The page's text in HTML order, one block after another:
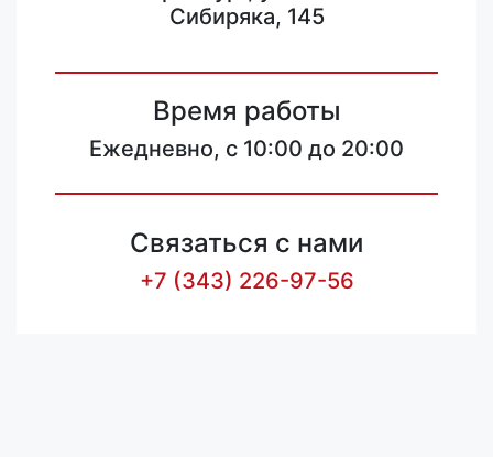
Сибиряка, 145
Время работы
Ежедневно, с 10:00 до 20:00
Связаться с нами
+7 (343) 226-97-56